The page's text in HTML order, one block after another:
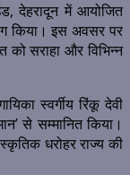
देहरादून में आयोजित
किया। इस अवसर पर
को सराहा और विभिन्न
स्वर्गीय रिंकू देवी
से सम्मानित किया।
धरोहर राज्य की